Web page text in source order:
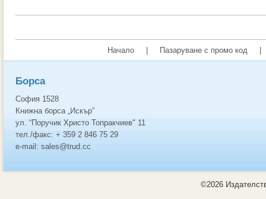
Начало Пазаруване с промо код
Борса
София 1528
Книжна борса „Искър”
ул. “Поручик Христо Топракчиев" 11
тел./факс: + 359 2 846 75 29
e-mail: sales@trud.cc
©2026